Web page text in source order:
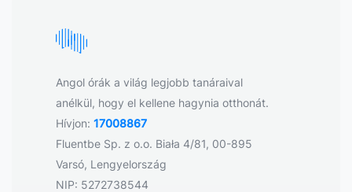
Angol órák a világ legjobb tanáraival
anélkül, hogy el kellene hagynia otthonát.
Hívjon: 17008867
Fluentbe Sp. z o.o. Biała 4/81, 00-895
Varsó, Lengyelország
NIP: 5272738544